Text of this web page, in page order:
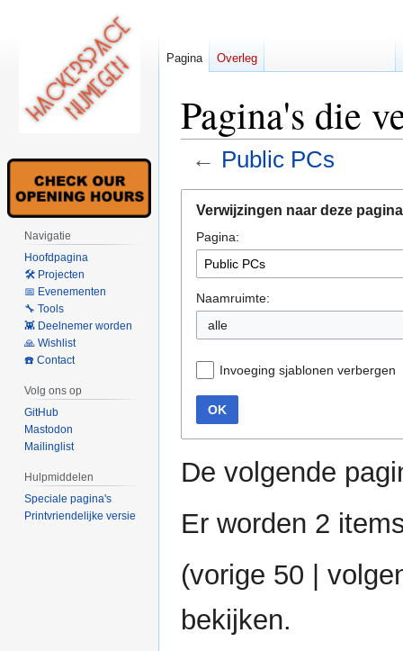
Pagina's die
← Public PCs
navigatie
springen
zoeken
springen
Verwijzingen naar deze pagina
Pagina:
Naamruimte:
alle
Invoeging sjablonen verbergen
OK
De volgende
Er worden 2
(vorige 50 |
bekijken.
Pagina Overleg
Navigatie
Hoofdpagina
🛠 Projecten
📅 Evenementen
🔧 Tools
👾 Deelnemer worden
🙏 Wishlist
☎️ Contact
Volg ons op
GitHub
Mastodon
Mailinglist
Hulpmiddelen
Speciale pagina's
Printvriendelijke versie